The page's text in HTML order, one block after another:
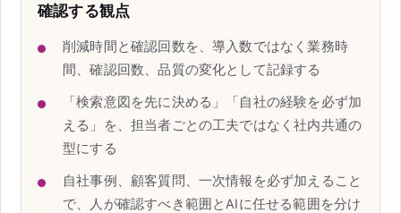
確認する観点
削減時間と確認回数を、導入数ではなく業務時
間、確認回数、品質の変化として記録する
「検索意図を先に決める」「自社の経験を必ず加
える」を、担当者ごとの工夫ではなく社内共通の
型にする
自社事例、顧客質問、一次情報を必ず加えること
で、人が確認すべき範囲とAIに任せる範囲を分け